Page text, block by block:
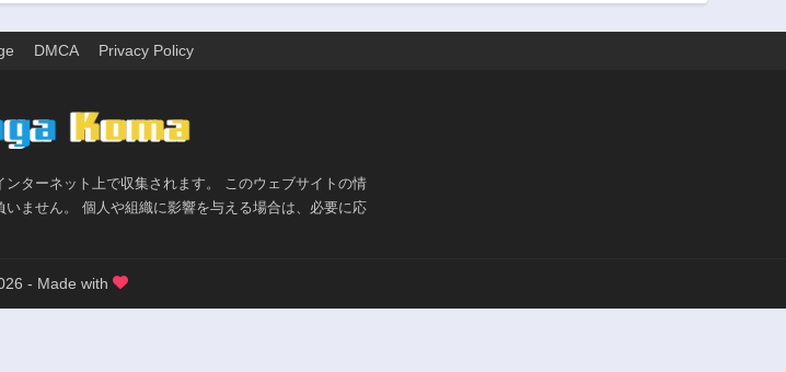
DMCA Privacy Policy
ターネット上で収集されます。 このウェブサイトの情
ません。 個人や組織に影響を与える場合は、必要に応
- Made with